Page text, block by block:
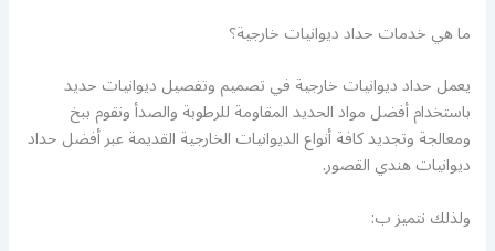
ما هي خدمات حداد ديوانيات خارجية؟
يعمل حداد ديوانيات خارجية في تصميم وتفصيل ديوانيات حديد
باستخدام أفضل مواد الحديد المقاومة للرطوبة والصدأ ونقوم ببخ
ومعالجة وتجديد كافة أنواع الديوانيات الخارجية القديمة عبر أفضل حداد
ديوانيات هندي القصور.
ولذلك نتميز ب: